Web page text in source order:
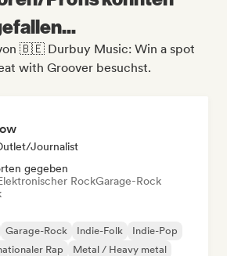
🇧🇪 Durbuy Music: Win a spot
with Groover besuchst.
Journalist
gegeben
RockGarage-Rock
Garage-Rock Indie-Folk
Indie-Pop
Rap
Metal / Heavy metal